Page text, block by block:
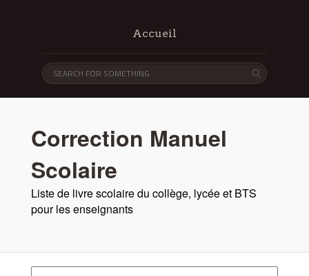
Accueil
Correction Manuel
Scolaire
Liste de livre scolaire du collège, lycée et BTS
pour les enseignants